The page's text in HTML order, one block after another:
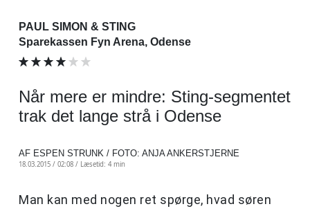
PAUL SIMON & STING
Sparekassen Fyn Arena, Odense
Når mere er mindre: Sting-segmentet
trak det lange strå i Odense
AF ESPEN STRUNK / FOTO: ANJA ANKERSTJERNE
18.03.2015 / 02:08 / Læsetid: 4 min
Man kan med nogen ret spørge, hvad søren